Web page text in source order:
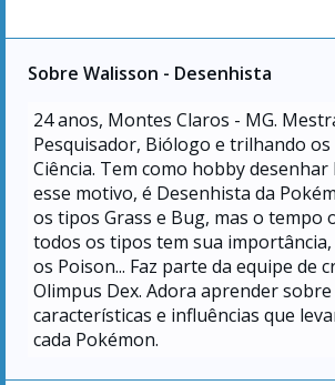
Sobre Walisson - Desenhista
24anos, Montes Claros - MG.
Pesquisador, Biólogo e trilhando
Ciência. Tem como hobby
esse motivo, é Desenhista da
os tipos Grass e Bug, mas o tempo
todos os tipos tem sua
os Poison... Faz parte da equipe de
Olimpus Dex. Adora aprender sobre
características e influências que
cada Pokémon.